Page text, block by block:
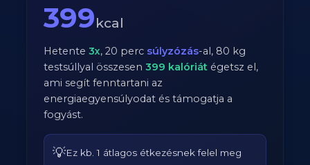
399kcal
Hetente3x,20 perc súlyzózás-al, 80 kg
testsúllyal összesen399 kalóriát égetsz el,
ami segít fenntartani az
energiaegyensúlyodat és támogatja a
fogyást.
💡Ez kb. 1 átlagos étkezésnek felel meg